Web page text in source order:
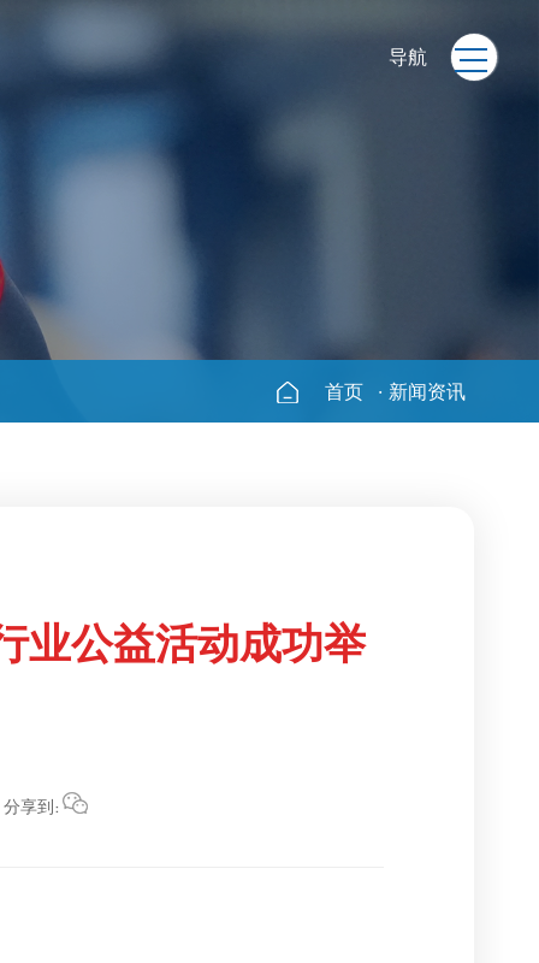
导航
首页 · 新闻资讯
业公益活动成功举
分享到: